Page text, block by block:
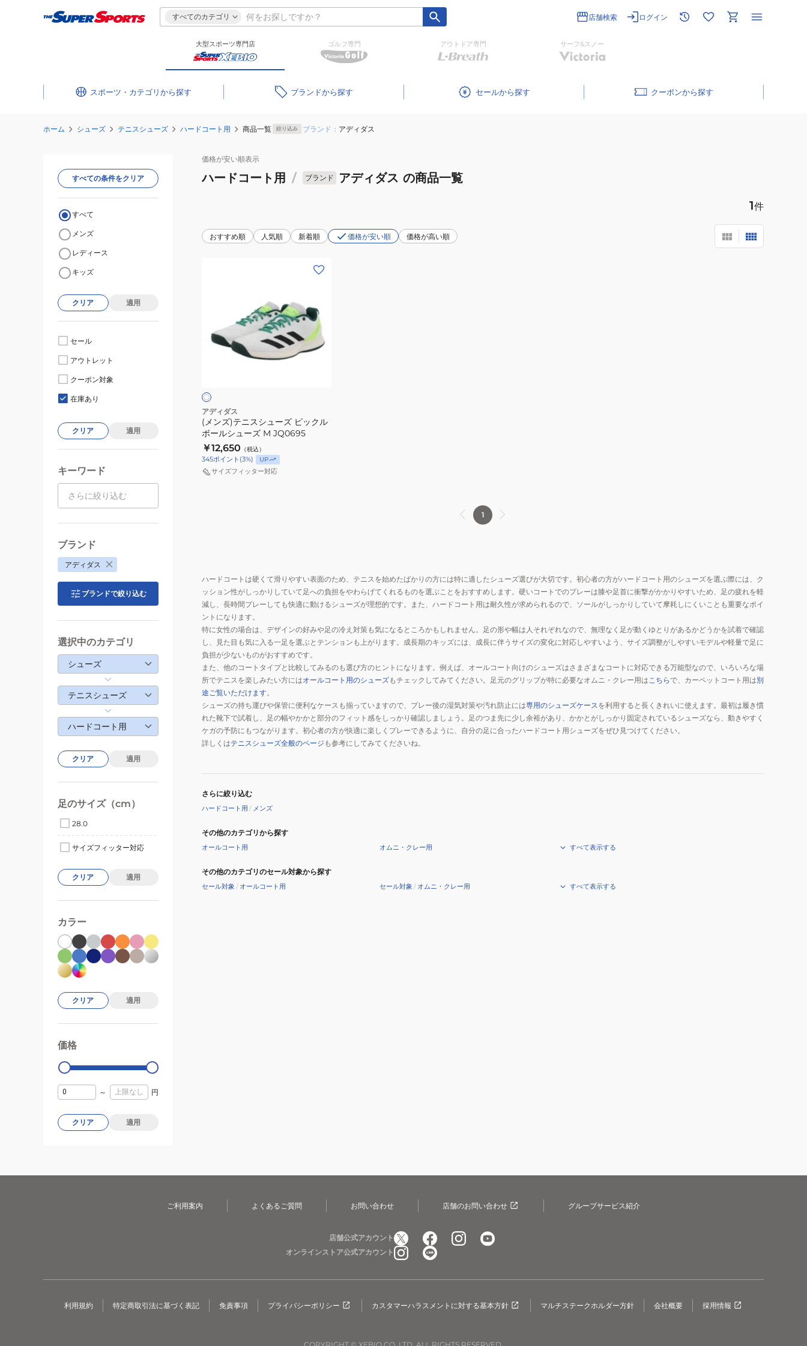
すべてのカテゴリ 店舗検索 ログイン
大型スポーツ専門店 ゴルフ専門 アウトドア専門 サーフ&スノー
スポーツ・カテゴリ ブランド セール クーポン
ホーム シューズ テニスシューズ ハードコート用 商品一覧 絞り込み ブランド： アディダス
価格が安い順表示
ハードコート用 / ブランド アディダス の商品一覧
1件
おすすめ順 人気順 新着順 価格が安い順 価格が高い順
ズ
ピ
ッ
ク
ル
ボ
JQ0695
アディダス
(メンズ)テニスシューズ ピックル
ボールシューズ M JQ0695
￥12,650 （税込）
345ポイント (3%) UP
サイズフィッター対応
1
ハードコートは硬くて滑りやすい表面のため、テニスを始めたばかりの方には特に適したシューズ選びが大切です。初心者の方がハードコート用のシューズを選ぶ際には、ク
ッション性がしっかりしていて足への負担をやわらげてくれるものを選ぶことをおすすめします。硬いコートでのプレーは膝や足首に衝撃がかかりやすいため、足の疲れを軽
減し、長時間プレーしても快適に動けるシューズが理想的です。また、ハードコート用は耐久性が求められるので、ソールがしっかりしていて摩耗しにくいことも重要なポイ
ントになります。
特に女性の場合は、デザインの好みや足の冷え対策も気になるところかもしれません。足の形や幅は人それぞれなので、無理なく足が動くゆとりがあるかどうかを試着で確認
し、見た目も気に入る一足を選ぶとテンションも上がります。成長期のキッズには、成長に伴うサイズの変化に対応しやすいよう、サイズ調整がしやすいモデルや軽量で足に
負担が少ないものがおすすめです。
また、他のコートタイプと比較してみるのも選び方のヒントになります。例えば、オールコート向けのシューズはさまざまなコートに対応できる万能型なので、いろいろな場
所でテニスを楽しみたい方にはオールコート用のシューズもチェックしてみてください。足元のグリップが特に必要なオムニ・クレー用は こちらで、カーペットコート用は別
途ご覧いただけます。
シューズの持ち運びや保管に便利なケースも揃っていますので、プレー後の湿気対策や汚れ防止には専用のシューズケース を利用すると長くきれいに使えます。最初は履き慣
れた靴下で試着し、足の幅やかかと部分のフィット感をしっかり確認しましょう。足のつま先に少し余裕があり、かかとがしっかり固定されているシューズなら、動きやすく
ケガの予防にもつながります。初心者の方が快適に楽しくプレーできるように、自分の足に合ったハードコート用シューズをぜひ見つけてください。
詳しくはテニスシューズ全般のページ も参考にしてみてくださいね。
さらに絞り込む
ハードコート用 / メンズ
その他のカテゴリから探す
オールコート用 オムニ・クレー用 すべて表示する
その他のカテゴリのセール対象から探す
セール対象 / オールコート用 セール対象 / オムニ・クレー用 すべて表示する
すべての条件をクリア
すべて
メンズ
レディース
キッズ
クリア 適用
セール
アウトレット
クーポン対象
在庫あり
クリア 適用
キーワード
ブランド
アディダス
ブランドで絞り込む
選択中のカテゴリ
シューズ
テニスシューズ
ハードコート用
クリア 適用
足のサイズ（cm）
28.0
サイズフィッター対応
クリア 適用
カラー
クリア 適用
価格
0
～ 円
クリア 適用
ご利用案内 よくあるご質問 お問い合わせ 店舗のお問い合わせ グループサービス紹介
店舗公式アカウント
オンラインストア公式アカウント
利用規約 特定商取引法に基づく表記 免責事項 プライバシーポリシー カスタマーハラスメントに対する基本方針 マルチステークホルダー方針 会社概要 採用情報